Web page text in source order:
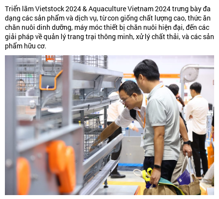
Triển lãm Vietstock 2024 & Aquaculture Vietnam 2024 trưng bày đa
dạng các sản phẩm và dịch vụ, từ con giống chất lượng cao, thức ăn
chăn nuôi dinh dưỡng, máy móc thiết bị chăn nuôi hiện đại, đến các
giải pháp về quản lý trang trại thông minh, xử lý chất thải, và các sản
phẩm hữu cơ.